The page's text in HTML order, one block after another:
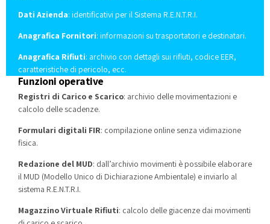
Dati Azienda: identificativi per il Sistema R.E.N.T.R.I.
Anagrafica Fornitori: informazioni su trasportatori e destinatari.
Anagrafica Rifiuti: archivio con dettagli sui rifiuti, codice EER,
caratteristiche di pericolo, ecc.
Funzioni operative
Registri di Carico e Scarico: archivio delle movimentazioni e
calcolo delle scadenze.
Formulari digitali FIR: compilazione online senza vidimazione
fisica.
Redazione del MUD: dall’archivio movimenti è possibile elaborare
il MUD (Modello Unico di Dichiarazione Ambientale) e inviarlo al
sistema R.E.N.T.R.I.
Magazzino Virtuale Rifiuti: calcolo delle giacenze dai movimenti